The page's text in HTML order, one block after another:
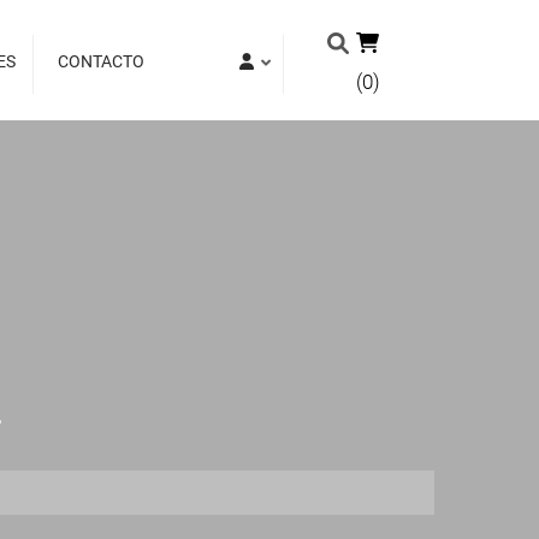
CONTACTO
(0)